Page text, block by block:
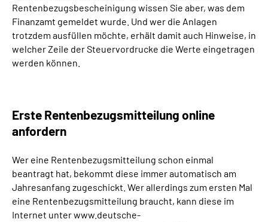
Rentenbezugsbescheinigung wissen Sie aber, was dem
Finanzamt gemeldet wurde. Und wer die Anlagen
trotzdem ausfüllen möchte, erhält damit auch Hinweise, in
welcher Zeile der Steuervordrucke die Werte eingetragen
werden können.
Erste Rentenbezugsmitteilung online
anfordern
Wer eine Rentenbezugsmitteilung schon einmal
beantragt hat, bekommt diese immer automatisch am
Jahresanfang zugeschickt. Wer allerdings zum ersten Mal
eine Rentenbezugsmitteilung braucht, kann diese im
Internet unter www.deutsche-